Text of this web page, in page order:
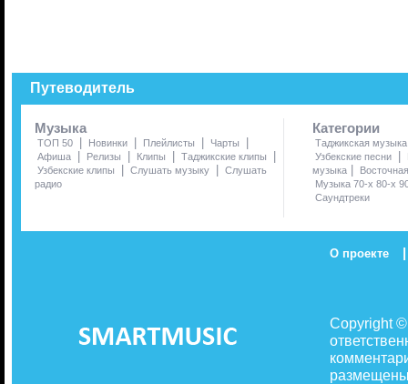
Путеводитель
Музыка
ТОП 50 | Новинки | Плейлисты | Чарты |
Афиша | Релизы | Клипы | Таджикские клипы |
Узбекские клипы | Слушать музыку | Слушать
радио
Категории
Таджикская музыка
Узбекские песни
|
музыка |
Музыка 70-х 80-х
Саундтреки
О проекте |
Copyright
размещены